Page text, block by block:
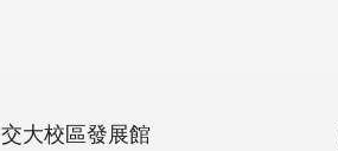
交大校區發展館